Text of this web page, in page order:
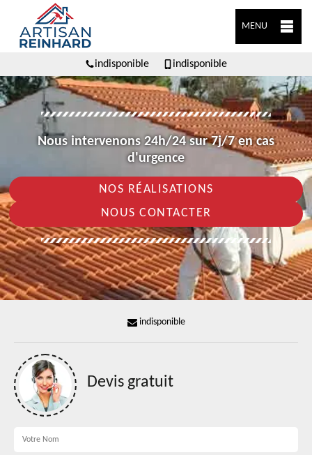
MENU
indisponible indisponible
Nous intervenons 24h/24 sur 7j/7 en cas
d'urgence
NOS RÉALISATIONS
NOUS CONTACTER
indisponible
Devis gratuit